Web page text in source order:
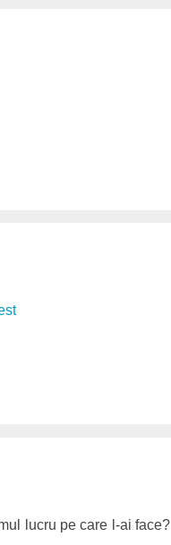
lucru pe care l-ai face?